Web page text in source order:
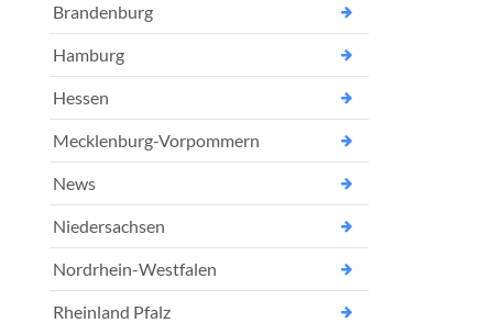
Brandenburg
Hamburg
Hessen
Mecklenburg-Vorpommern
News
Niedersachsen
Nordrhein-Westfalen
Rheinland Pfalz